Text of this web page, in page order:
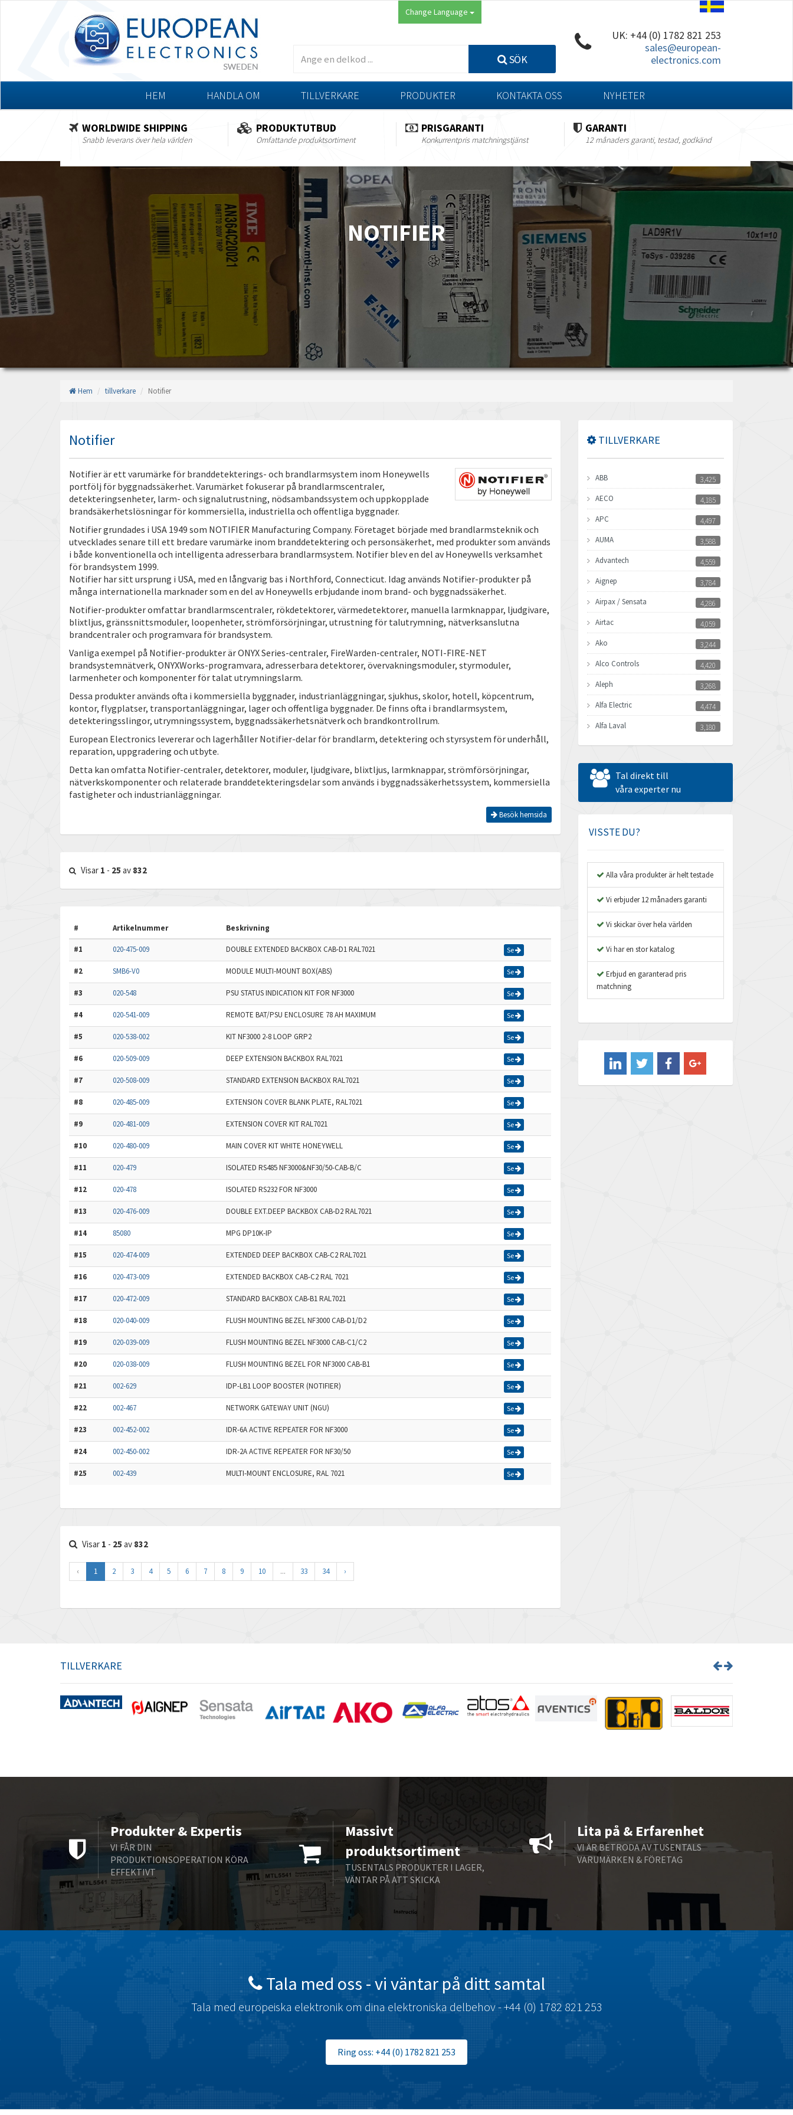
Change Language
SÖK
UK: +44 (0) 1782 821 253
sales@european-
electronics.com
HEM HANDLA OM TILLVERKARE PRODUKTER KONTAKTA OSS NYHETER
WORLDWIDE SHIPPING
Snabb leverans över hela världen
PRODUKTUTBUD
Omfattande produktsortiment
PRISGARANTI
Konkurrentpris matchningstjänst
GARANTI
12 månaders garanti, testad, godkänd
NOTIFIER
Hem tillverkare Notifier
Notifier
Notifier är ett varumärke för branddetekterings- och brandlarmsystem inom Honeywells
portfölj för byggnadssäkerhet. Varumärket fokuserar på brandlarmscentraler,
detekteringsenheter, larm- och signalutrustning, nödsambandssystem och uppkopplade
brandsäkerhetslösningar för kommersiella, industriella och offentliga byggnader.
Notifier grundades i USA 1949 som NOTIFIER Manufacturing Company. Företaget började med brandlarmsteknik och
utvecklades senare till ett bredare varumärke inom branddetektering och personsäkerhet, med produkter som används
i både konventionella och intelligenta adresserbara brandlarmsystem. Notifier blev en del av Honeywells verksamhet
för brandsystem 1999.
Notifier har sitt ursprung i USA, med en långvarig bas i Northford, Connecticut. Idag används Notifier-produkter på
många internationella marknader som en del av Honeywells erbjudande inom brand- och byggnadssäkerhet.
Notifier-produkter omfattar brandlarmscentraler, rökdetektorer, värmedetektorer, manuella larmknappar, ljudgivare,
blixtljus, gränssnittsmoduler, loopenheter, strömförsörjningar, utrustning för talutrymning, nätverksanslutna
brandcentraler och programvara för brandsystem.
Vanliga exempel på Notifier-produkter är ONYX Series-centraler, FireWarden-centraler, NOTI-FIRE-NET
brandsystemnätverk, ONYXWorks-programvara, adresserbara detektorer, övervakningsmoduler, styrmoduler,
larmenheter och komponenter för talat utrymningslarm.
Dessa produkter används ofta i kommersiella byggnader, industrianläggningar, sjukhus, skolor, hotell, köpcentrum,
kontor, flygplatser, transportanläggningar, lager och offentliga byggnader. De finns ofta i brandlarmsystem,
detekteringsslingor, utrymningssystem, byggnadssäkerhetsnätverk och brandkontrollrum.
European Electronics levererar och lagerhåller Notifier-delar för brandlarm, detektering och styrsystem för underhåll,
reparation, uppgradering och utbyte.
Detta kan omfatta Notifier-centraler, detektorer, moduler, ljudgivare, blixtljus, larmknappar, strömförsörjningar,
nätverkskomponenter och relaterade branddetekteringsdelar som används i byggnadssäkerhetssystem, kommersiella
fastigheter och industrianläggningar.
Besök hemsida
Visar 1 - 25 av 832
# Artikelnummer Beskrivning
#1 020-475-009 DOUBLE EXTENDED BACKBOX CAB-D1 RAL7021 Se
#2 SMB6-V0 MODULE MULTI-MOUNT BOX(ABS) Se
#3 020-548 PSU STATUS INDICATION KIT FOR NF3000 Se
#4 020-541-009 REMOTE BAT/PSU ENCLOSURE 78 AH MAXIMUM Se
#5 020-538-002 KIT NF3000 2-8 LOOP GRP2 Se
#6 020-509-009 DEEP EXTENSION BACKBOX RAL7021 Se
#7 020-508-009 STANDARD EXTENSION BACKBOX RAL7021 Se
#8 020-485-009 EXTENSION COVER BLANK PLATE, RAL7021 Se
#9 020-481-009 EXTENSION COVER KIT RAL7021 Se
#10 020-480-009 MAIN COVER KIT WHITE HONEYWELL Se
#11 020-479 ISOLATED RS485 NF3000&NF30/50-CAB-B/C Se
#12 020-478 ISOLATED RS232 FOR NF3000 Se
#13 020-476-009 DOUBLE EXT.DEEP BACKBOX CAB-D2 RAL7021 Se
#14 85080 MPG DP10K-IP Se
#15 020-474-009 EXTENDED DEEP BACKBOX CAB-C2 RAL7021 Se
#16 020-473-009 EXTENDED BACKBOX CAB-C2 RAL 7021 Se
#17 020-472-009 STANDARD BACKBOX CAB-B1 RAL7021 Se
#18 020-040-009 FLUSH MOUNTING BEZEL NF3000 CAB-D1/D2 Se
#19 020-039-009 FLUSH MOUNTING BEZEL NF3000 CAB-C1/C2 Se
#20 020-038-009 FLUSH MOUNTING BEZEL FOR NF3000 CAB-B1 Se
#21 002-629 IDP-LB1 LOOP BOOSTER (NOTIFIER) Se
#22 002-467 NETWORK GATEWAY UNIT (NGU) Se
#23 002-452-002 IDR-6A ACTIVE REPEATER FOR NF3000 Se
#24 002-450-002 IDR-2A ACTIVE REPEATER FOR NF30/50 Se
#25 002-439 MULTI-MOUNT ENCLOSURE, RAL 7021 Se
Visar 1 - 25 av 832
‹ 1 2 3 4 5 6 7 8 9 10 ... 33 34 ›
TILLVERKARE
ABB
3,425
AECO
4,185
APC
4,497
AUMA
3,588
Advantech
4,559
Aignep
3,784
Airpax / Sensata
4,286
Airtac
4,059
Ako
3,244
Alco Controls
4,420
Aleph
3,268
Alfa Electric
4,474
Alfa Laval
3,180
Allen Bradley
3,780
Allen West
Amperite
Amplicon Liveline
Apex Dynamics
4,905
Asco Numatics
Atos
3,417
Aventics
B&R
Banner
Barber Colman
Bussmann
4,376
Cablecraft
4,814
Carlo Gavazzi
Cegelec
3,965
Celduc
3,448
4,775
Citel
3,127
Clem
Comau
Comitronic
3,465
Tal direkt till
våra experter nu
VISSTE DU?
Alla våra produkter är helt testade
Vi erbjuder 12 månaders garanti
Vi skickar över hela världen
Vi har en stor katalog
Erbjud en garanterad pris
matchning
TILLVERKARE
Produkter & Expertis
VI FÅR DIN
PRODUKTIONSOPERATION KÖRA
EFFEKTIVT
Massivt
produktsortiment
TUSENTALS PRODUKTER I LAGER,
VÄNTAR PÅ ATT SKICKA
Lita på & Erfarenhet
VI ÄR BETRODA AV TUSENTALS
VARUMÄRKEN & FÖRETAG
Tala med oss ​​- vi väntar på ditt samtal
Tala med europeiska elektronik om dina elektroniska delbehov - +44 (0) 1782 821 253
Ring oss: +44 (0) 1782 821 253